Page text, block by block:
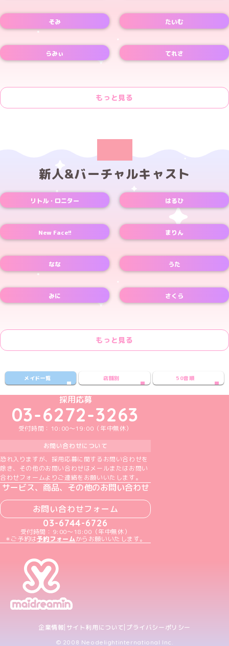
そみ
たいむ
らみぃ
てれさ
もっと見る
新人&バーチャルキャスト
リトル・ロニター はるひ
New Face!! まりん
なな うた
みに さくら
もっと見る
メイド一覧 店舗別 50音順
めいどりーみんTikTok公式アカウント
めいどりーみんX公式アカウント
めいどりーみんInstagram公式アカウント
めいどりーみんFacebook公式アカウン
めいどりーみんYouTube公式アカ
採用応募
03-6272-3263
受付時間：10:00～19:00（年中無休）
お問い合わせについて
恐れ入りますが、採用応募に関するお問い合わせを
除き、その他のお問い合わせはメールまたはお問い
合わせフォームよりご連絡をお願いいたします。
サービス、商品、その他のお問い合わせ
お問い合わせフォーム
03-6744-6726
受付時間：9:00～18:00（年中無休）
＊ご予約は予約フォームからお願いいたします。
企業情報 サイト利用について プライバシーポリシー
© 2008 Neodelightinternational Inc.